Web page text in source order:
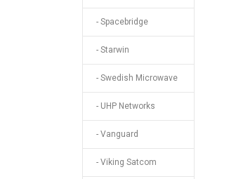
- Spacebridge
- Starwin
- Swedish Microwave
- UHP Networks
- Vanguard
- Viking Satcom